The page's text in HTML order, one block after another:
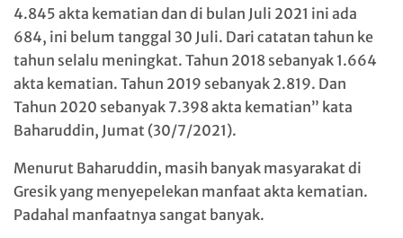
4.845 akta kematian dan di bulan Juli 2021 ini ada
684, ini belum tanggal 30 Juli. Dari catatan tahun ke
tahun selalu meningkat. Tahun 2018 sebanyak 1.664
akta kematian. Tahun 2019 sebanyak 2.819. Dan
Tahun 2020 sebanyak 7.398 akta kematian” kata
Baharuddin, Jumat (30/7/2021).
Menurut Baharuddin, masih banyak masyarakat di
Gresik yang menyepelekan manfaat akta kematian.
Padahal manfaatnya sangat banyak.